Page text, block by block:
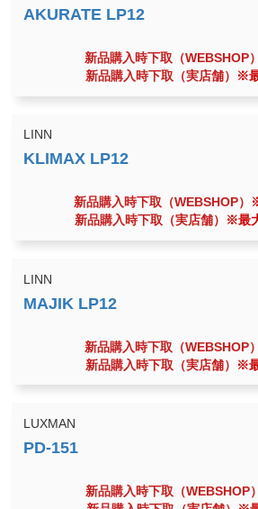
新品購入時下取（WEBSHOP）
新品購入時下取（実店舗）
※
LINN
新品購入時下取（WEBSHOP）
新品購入時下取（実店舗）
※最
LINN
新品購入時下取（WEBSHOP）
新品購入時下取（実店舗）
※
LUXMAN
新品購入時下取（WEBSHOP）